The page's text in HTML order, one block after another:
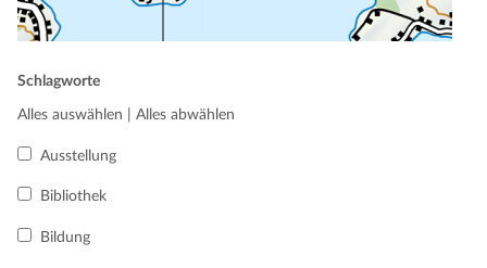
Schlagworte
Alles auswählen Alles abwählen
Ausstellung
Bibliothek
Bildung